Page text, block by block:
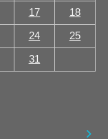
17 18
24 25
31